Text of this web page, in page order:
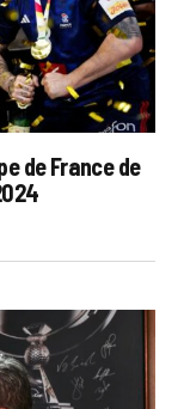
de France de